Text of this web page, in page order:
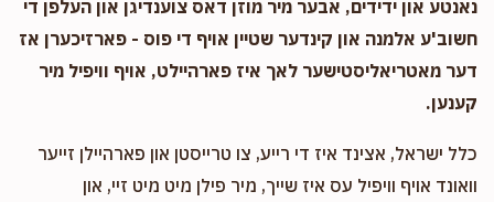
נאנטע און ידידים, אבער מיר מוזן דאס צוענדיגן און העלפן די
חשוב'ע אלמנה און קינדער שטיין אויף די פוס - פארזיכערן אז
דער מאטריאליסטישער לאך איז פארהיילט, אויף וויפיל מיר
קענען.
כלל ישראל, אצינד איז די רייע, צו טרייסטן און פארהיילן זייער
וואונד אויף וויפיל עס איז שייך, מיר פילן מיט מיט זיי, און